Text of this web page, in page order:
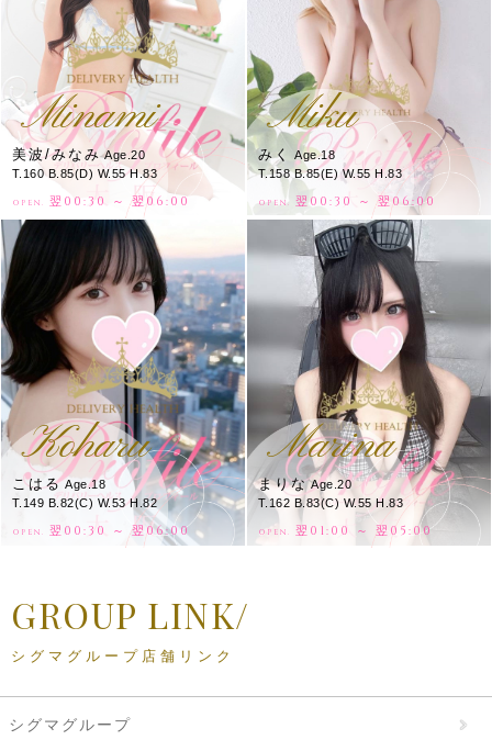
Minami
美波/みなみAge.20
T.160 B.85(D) W.55 H.83
OPEN. 翌00:30 ～ 翌06:00
Miku
みく
Age.18
T.158 B.85(E) W.55 H.83
OPEN. 翌00:30 ～ 翌06:00
Koharu
こはるAge.18
T.149 B.82(C) W.53 H.82
OPEN. 翌00:30 ～ 翌06:00
Marina
まりなAge.20
T.162 B.83(C) W.55 H.83
OPEN. 翌01:00 ～ 翌05:00
GROUP LINK/
シグマグループ店舗リンク
シグマグループ